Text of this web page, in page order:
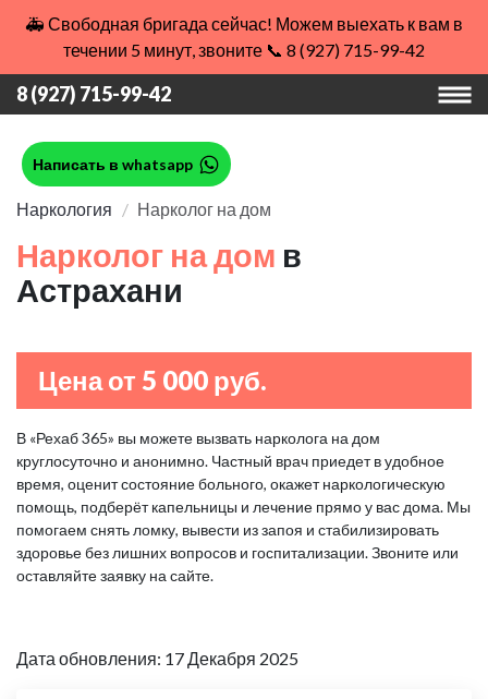
🚑 Свободная бригада сейчас! Можем выехать к вам в
течении 5 минут, звоните 📞 8 (927) 715-99-42
8 (927) 715-99-42
Написать в whatsapp
Наркология Нарколог на дом
Нарколог на дом в
Астрахани
Цена от 5 000 руб.
В «Рехаб 365» вы можете вызвать нарколога на дом
круглосуточно и анонимно. Частный врач приедет в удобное
время, оценит состояние больного, окажет наркологическую
помощь, подберёт капельницы и лечение прямо у вас дома. Мы
помогаем снять ломку, вывести из запоя и стабилизировать
здоровье без лишних вопросов и госпитализации. Звоните или
оставляйте заявку на сайте.
Дата обновления: 17 Декабря 2025